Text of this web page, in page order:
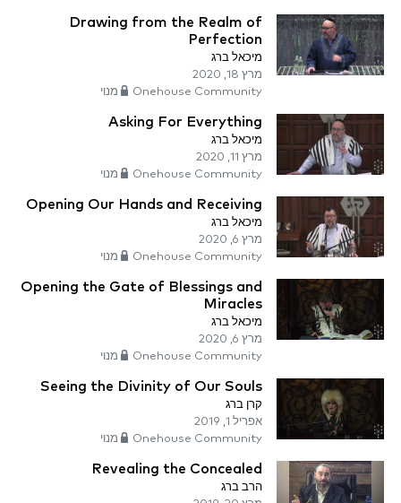
Drawing from the Realm of
Perfection
מיכאל ברג
מרץ 18, 2020
Onehouse Community מנוי
Asking For Everything
מיכאל ברג
מרץ 11, 2020
Onehouse Community מנוי
Opening Our Hands and Receiving
מיכאל ברג
מרץ 6, 2020
Onehouse Community מנוי
Opening the Gate of Blessings and
Miracles
מיכאל ברג
מרץ 6, 2020
Onehouse Community מנוי
Seeing the Divinity of Our Souls
קרן ברג
אפריל 1, 2019
Onehouse Community מנוי
Revealing the Concealed
הרב ברג